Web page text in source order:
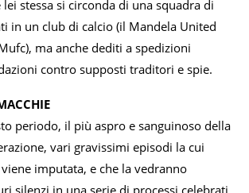
stessa si circonda di una squadra di
in un club di calcio (il Mandela United
ma anche dediti a spedizioni
contro supposti traditori e spie.
periodo, il più aspro e sanguinoso della
vari gravissimi episodi la cui
imputata, e che la vedranno